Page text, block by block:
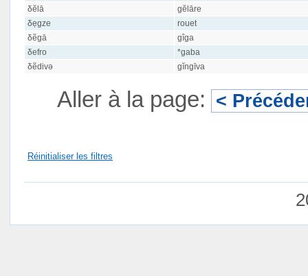
δĕlā
gĕlāre
δẹgze
rouet
δẽgā
gîga
δefro
*gaba
δẽdivə
gĭngīva
Aller à la page: <
Réinitialiser les filtres